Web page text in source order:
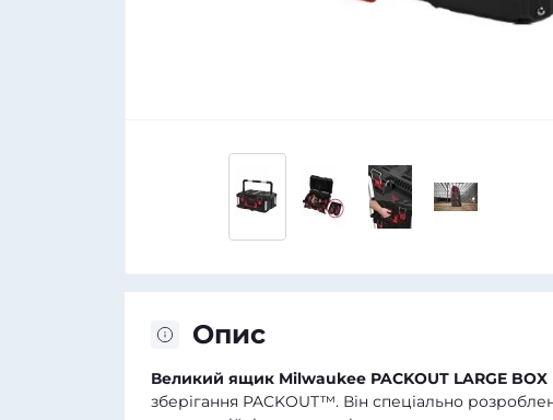
Опис
Великий ящик Milwaukee PACKOUT LARGE
зберігання PACKOUT™. Він спеціально